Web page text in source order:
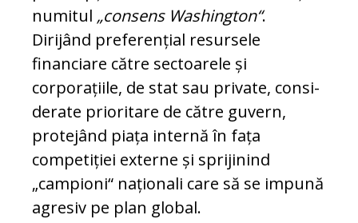
numitul „con­sens Washington“.
Dirijând preferențial re­sursele
financiare către sectoarele și
corporațiile, de stat sau private, con­si­
de­ra­te prioritare de către guvern,
protejând piața internă în fața
competiției externe și sprijinind
„campioni“ naționali care să se impună
agresiv pe plan global.